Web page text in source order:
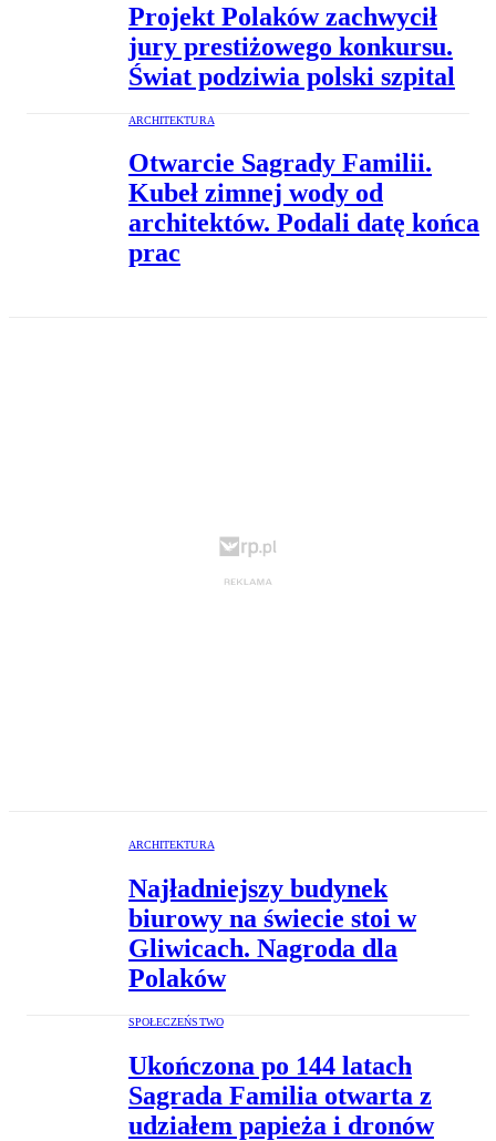
Projekt Polaków zachwycił
jury prestiżowego konkursu.
Świat podziwia polski szpital
ARCHITEKTURA
Otwarcie Sagrady Familii.
Kubeł zimnej wody od
architektów. Podali datę końca
prac
ARCHITEKTURA
Najładniejszy budynek
biurowy na świecie stoi w
Gliwicach. Nagroda dla
Polaków
SPOŁECZEŃSTWO
Ukończona po 144 latach
Sagrada Familia otwarta z
udziałem papieża i dronów